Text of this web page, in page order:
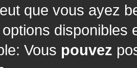
que vous ayez
Vous pouvez